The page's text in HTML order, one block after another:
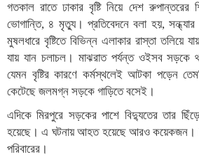
গতকাল রাতে ঢাকার বৃষ্টি নিয়ে দেশ
ভোগান্তি, ৪ মৃত্যু। প্রতিবেদনে বলা হয়,
মুষলধারে বৃষ্টিতে বিভিন্ন এলাকার রাস্তা
যায় যান চলাচল। মাঝরাত পর্যন্ত ওইসব সড়কে
যেমন বৃষ্টির কারণে কর্মস্থলেই আটকা পড়েন
কেটেছে জলমগ্ন সড়কে গাড়িতে বসেই।
এদিকে মিরপুরে সড়কের পাশে বিদ্যুতের তার
হয়েছে। এ ঘটনায় আহত হয়েছে আরও কয়েকজন।
পরিবারের।